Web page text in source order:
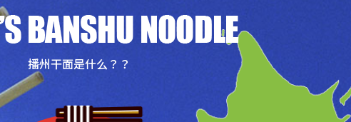
播州干面是什么？？